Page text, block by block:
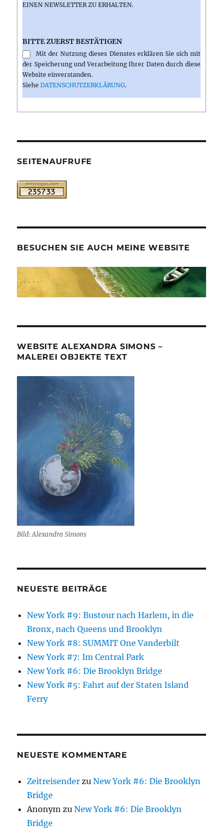
INEN NEWSLETTER ZU ERHALTEN.
BITTE ZUERST BESTÄTIGEN
Mit der Nutzung dieses Dienstes erklären Sie sich mit
der Speicherung und Verarbeitung Ihrer Daten durch diese
Website einverstanden.
SieheDATENSCHUTZERKLÄRUNG.
SEITENAUFRUFE
BESUCHEN SIE AUCH MEINE WEBSITE
WEBSITE ALEXANDRA SIMONS –
MALEREI OBJEKTE TEXT
Bild: Alexandra Simons
NEUESTE BEITRÄGE
New York #9: Bustour nach Harlem, in die
Bronx, nach Queens und Brooklyn
New York #8: SUMMIT One Vanderbilt
New York #7: Im Central Park
New York #6: Die Brooklyn Bridge
New York #5: Fahrt auf der Staten Island
Ferry
NEUESTE KOMMENTARE
Zeitreisender zuNew York #6: Die Brooklyn
Bridge
Anonym zuNew York #6: Die Brooklyn
Bridge